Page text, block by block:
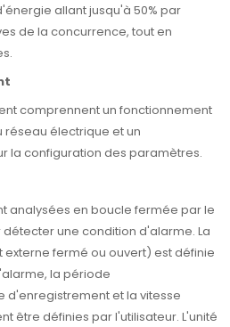
allant jusqu'à 50% par
de la concurrence, tout en
comprennent un fonctionnement
électrique et un
la configuration des paramètres.
analysées en boucle fermée par le
une condition d'alarme. La
fermé ou ouvert) est définie
la période
d'enregistrement et la vitesse
être définies par l'utilisateur. L'unité